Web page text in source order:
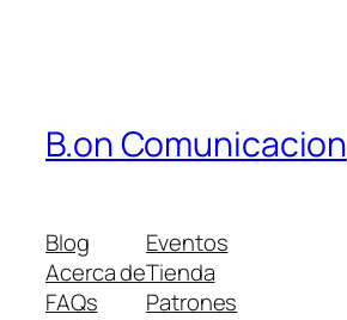
B.on Comunicacion
Blog
Acerca de
FAQs
Eventos
Tienda
Patrones